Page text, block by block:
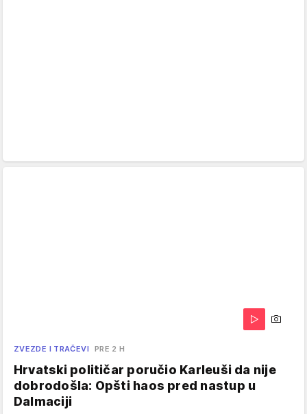
ZVEZDE I TRAČEVI PRE 2 H
Hrvatski političar poručio Karleuši da nije
dobrodošla: Opšti haos pred nastup u
Dalmaciji